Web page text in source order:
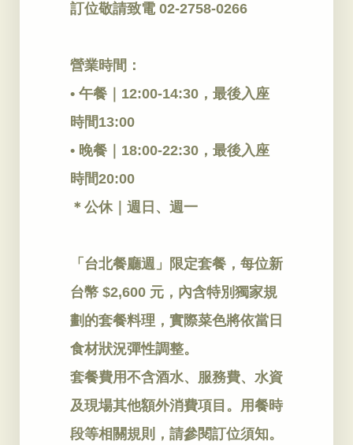
訂位敬請致電 02-2758-0266
營業時間：
• 午餐｜12:00-14:30，最後入座
時間13:00
• 晚餐｜18:00-22:30，最後入座
時間20:00
＊公休｜週日、週一
「台北餐廳週」限定套餐，每位新
台幣 $2,600 元，內含特別獨家規
劃的套餐料理，實際菜色將依當日
食材狀況彈性調整。
套餐費用不含酒水、服務費、水資
及現場其他額外消費項目。用餐時
段等相關規則，請參閱訂位須知。